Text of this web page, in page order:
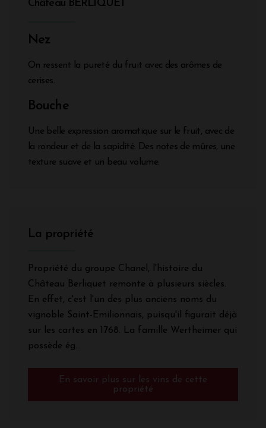
Château BERLIQUET
Nez
On ressent la pureté du fruit avec des arômes de
cerises.
Bouche
Une belle expression aromatique sur le fruit, avec de
la rondeur et de la sapidité. Des notes de mûres, une
texture suave et un beau volume.
La propriété
Propriété du groupe Chanel, l'histoire du
Château Berliquet remonte à plusieurs siècles.
En effet, c'est l'un des plus anciens noms du
vignoble Saint-Emilionnais, puisqu'il figurait déjà
sur les cartes en 1768. La famille Wertheimer qui
possède ég...
En savoir plus sur les vins de cette
propriété